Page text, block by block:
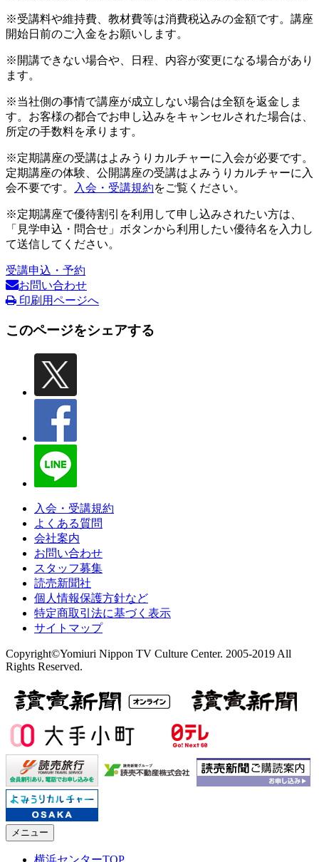
※受講料や維持費、教材費等は消費税込みの金額です。講座
開始日前のご入金をお願いします。
※開講できない場合や、日程、内容が変更になる場合があり
ます。
※当社側の事情で講座が成立しない場合は全額を返金しま
す。お客様の都合でお申し込みをキャンセルされた場合は、
所定の手数料を承ります。
※定期講座の受講はよみうりカルチャーに入会が必要です。
定期講座の体験、公開講座の受講はよみうりカルチャーに入
会不要です。
入会・受講規約をご覧ください。
※定期講座で優待割引を利用して申し込みされたい方は、
「見学申込・問合せ」ボタンから利用したい優待名を入力し
て送信してください。
受講申込・予約
お問い合わせ
印刷用ページへ
このページをシェアする
入会・受講規約
よくある質問
会社案内
お問い合わせ
スタッフ募集
読売新聞社
個人情報保護方針など
特定商取引法に基づく表示
サイトマップ
Copyright©Yomiuri Nippon TV Culture Center. 2005-2019 All
Rights Reserved.
メニュー
横浜センターTOP